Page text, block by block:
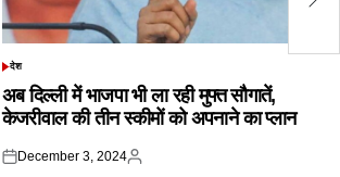
POSTED
देश
अब दिल्ली में भाजपा भी ला रही मुफ्त सौगातें,
केजरीवाल की तीन स्कीमों को अपनाने का प्लान
Posted
December 3, 2024
Posted